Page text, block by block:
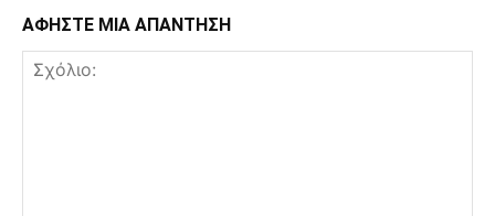
ΑΦΗΣΤΕ ΜΙΑ ΑΠΑΝΤΗΣΗ